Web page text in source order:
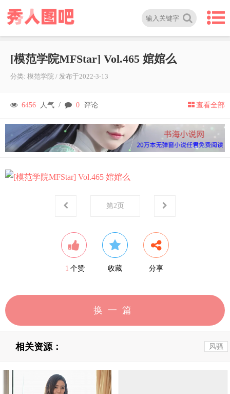
[模范学院MFStar] Vol.465 婠婠么
分类: 模范学院 / 发布于2022-3-13
6456 人气 / 0 评论 查看全部
第2页
1 个赞 收藏 分享
换一篇
相关资源： 风骚